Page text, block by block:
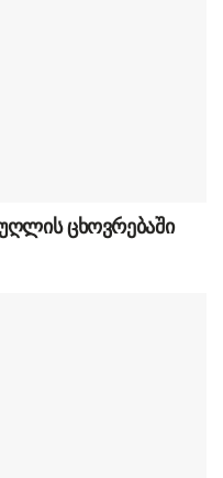
ცხოვრებაში